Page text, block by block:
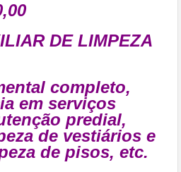
DE LIMPEZA
completo,
em serviços
predial,
de vestiários e
de pisos, etc.